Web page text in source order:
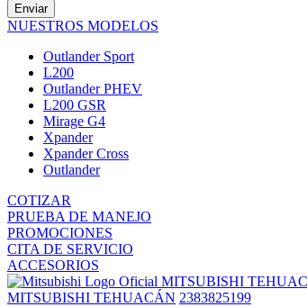
Enviar
NUESTROS MODELOS
Outlander Sport
L200
Outlander PHEV
L200 GSR
Mirage G4
Xpander
Xpander Cross
Outlander
COTIZAR
PRUEBA DE MANEJO
PROMOCIONES
CITA DE SERVICIO
ACCESORIOS
MITSUBISHI
MITSUBISHI TEHUACÁN 2383825199